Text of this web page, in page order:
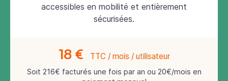
accessibles en mobilité et entièrement
sécurisées.
18 € TTC / mois / utilisateur
Soit 216€ facturés une fois par an ou 20€/mois en